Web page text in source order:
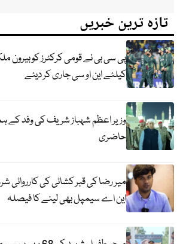
تازہ ترین خبریں
پی سی بی نے قومی کرکٹرز کو بیرون
کیلئے این او سی جاری کر دیئے
وزیر اعظم شہباز شریف کی وفد کے
حاضری
میر رضا کی قبر کشائی کی کارروائی
این اے سیمپل بھی لینے کا فیصلہ